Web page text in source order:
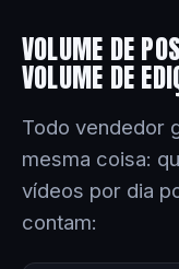
VOLUME DE
VOLUME DE
Todo vendedor
mesma coisa:
vídeos por dia
contam: